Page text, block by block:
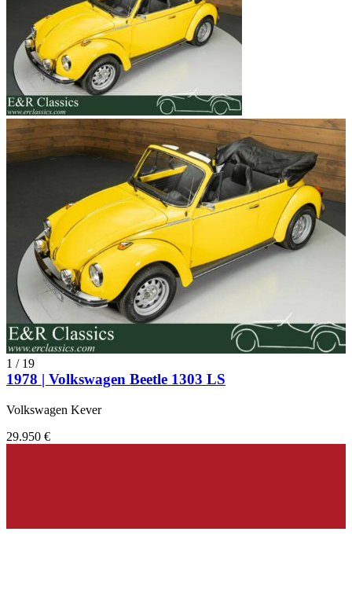
1 / 19
1978 | Volkswagen Beetle 1303 LS
Volkswagen Kever
29.950 €